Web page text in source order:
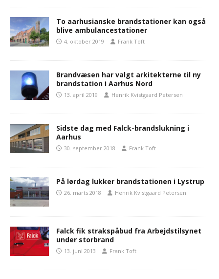
To aarhusianske brandstationer kan også
blive ambulancestationer
4. oktober 2019 Frank Toft
Brandvæsen har valgt arkitekterne til ny
brandstation i Aarhus Nord
13. april 2019 Henrik Kvistgaard Petersen
Sidste dag med Falck-brandslukning i
Aarhus
30. september 2018 Frank Toft
På lørdag lukker brandstationen i Lystrup
26. marts 2018 Henrik Kvistgaard Petersen
Falck fik strakspåbud fra Arbejdstilsynet
under storbrand
13. juni 2013 Frank Toft